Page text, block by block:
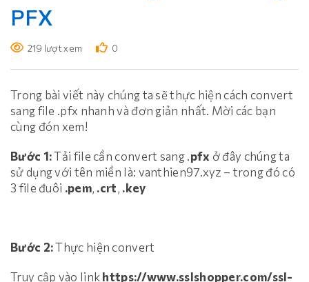
PFX
219 lượt xem 0
Trong bài viết này chúng ta sẽ thực hiện cách convert
sang file .pfx nhanh và đơn giản nhất. Mời các bạn
cùng đón xem!
Bước 1:Tải file cần convert sang .pfx ở đây chúng ta
sử dụng với tên miền là: vanthien97.xyz – trong đó có
3 file đuôi .pem, .crt, .key
Bước 2:Thực hiện convert
Truy cập vào linkhttps://www.sslshopper.com/ssl-